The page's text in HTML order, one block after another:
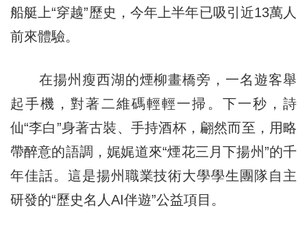
船艇上“穿越”歷史，今年上半年已吸引近13萬人
前來體驗。
在揚州瘦西湖的煙柳畫橋旁，一名遊客舉
起手機，對著二維碼輕輕一掃。下一秒，詩
仙“李白”身著古裝、手持酒杯，翩然而至，用略
帶醉意的語調，娓娓道來“煙花三月下揚州”的千
年佳話。這是揚州職業技術大學學生團隊自主
研發的“歷史名人AI伴遊”公益項目。